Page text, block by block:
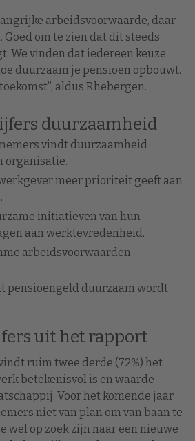
arbeidsvoorwaarde, daar
Goed om te zien dat dit steeds
We vinden dat iedereen keuze
duurzaam je pensioen opbouwt.
aldus Rhebergen.
duurzaamheid
vindt duurzaamheid
organisatie.
meer prioriteit geeft aan
initiatieven van hun
aan werktevredenheid.
arbeidsvoorwaarden
pensioengeld duurzaam wordt
uit het rapport
ruim twee derde (72%) het
betekenisvol is en waarde
Voor het komende jaar
niet van plan om van baan te
wel op zoek zijn naar een nieuwe